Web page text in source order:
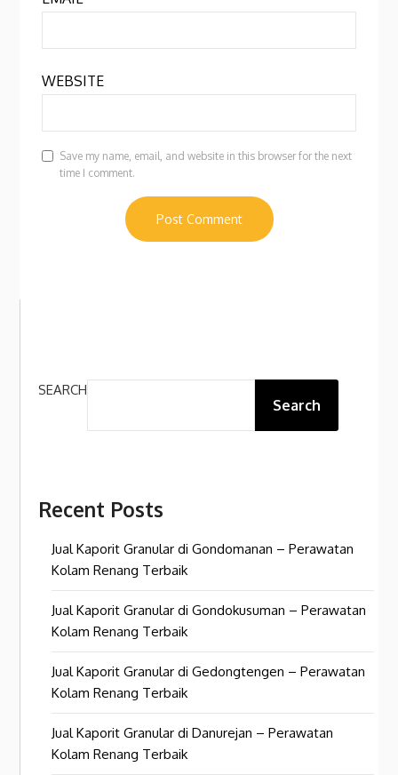
WEBSITE
Save my name, email, and website in this browser for the next
time I comment.
SEARCH
Search
Recent Posts
Jual Kaporit Granular di Gondomanan – Perawatan
Kolam Renang Terbaik
Jual Kaporit Granular di Gondokusuman – Perawatan
Kolam Renang Terbaik
Jual Kaporit Granular di Gedongtengen – Perawatan
Kolam Renang Terbaik
Jual Kaporit Granular di Danurejan – Perawatan
Kolam Renang Terbaik